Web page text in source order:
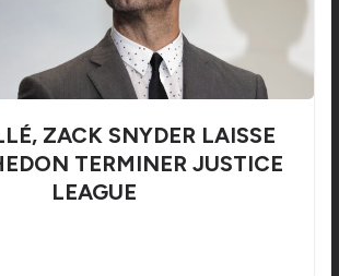
ZACK SNYDER LAISSE
TERMINER JUSTICE
LEAGUE